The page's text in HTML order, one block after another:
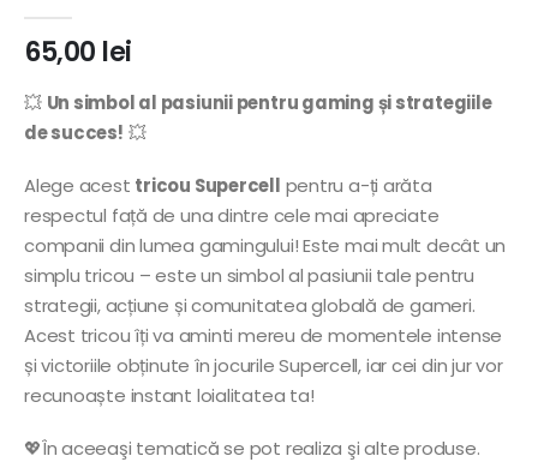
65,00 lei
💥 Un simbol al pasiunii pentru gaming și strategiile
de succes! 💥
Alege acest tricou Supercell pentru a-ți arăta
respectul față de una dintre cele mai apreciate
companii din lumea gamingului! Este mai mult decât un
simplu tricou – este un simbol al pasiunii tale pentru
strategii, acțiune și comunitatea globală de gameri.
Acest tricou îți va aminti mereu de momentele intense
și victoriile obținute în jocurile Supercell, iar cei din jur vor
recunoaște instant loialitatea ta!
💖În aceeaşi tematică se pot realiza şi alte produse.